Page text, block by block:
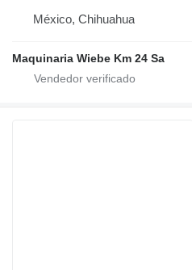
México, Chihuahua
Maquinaria Wiebe Km 24 Sa